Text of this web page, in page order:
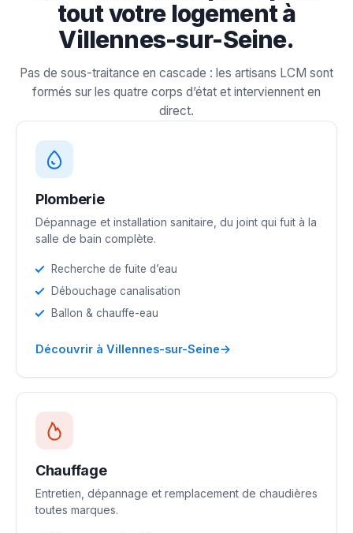
tout votre logement à
Villennes-sur-Seine.
Pas de sous-traitance en cascade : les artisans LCM sont
formés sur les quatre corps d’état et interviennent en
direct.
Plomberie
Dépannage et installation sanitaire, du joint qui fuit à la
salle de bain complète.
Recherche de fuite d’eau
Débouchage canalisation
Ballon & chauffe-eau
Découvrir à Villennes-sur-Seine→
Chauffage
Entretien, dépannage et remplacement de chaudières
toutes marques.